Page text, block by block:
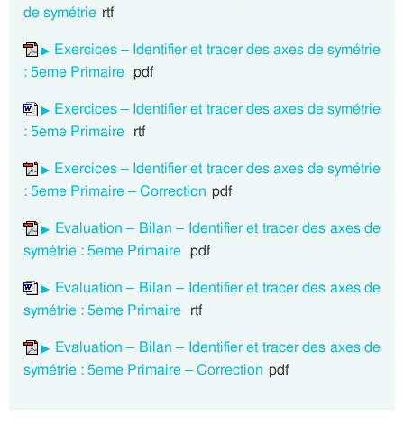
de symétrie rtf
Exercices – Identifier et tracer des axes de symétrie
: 5eme Primaire pdf
Exercices – Identifier et tracer des axes de symétrie
: 5eme Primaire rtf
Exercices – Identifier et tracer des axes de symétrie
: 5eme Primaire – Correction pdf
Evaluation – Bilan – Identifier et tracer des axes de
symétrie : 5eme Primaire pdf
Evaluation – Bilan – Identifier et tracer des axes de
symétrie : 5eme Primaire rtf
Evaluation – Bilan – Identifier et tracer des axes de
symétrie : 5eme Primaire – Correction pdf